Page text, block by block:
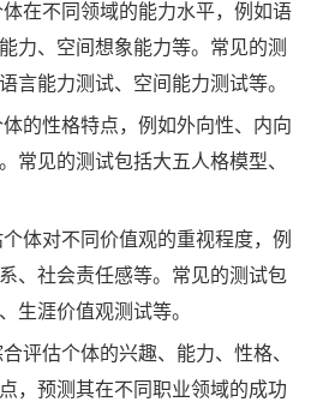
在不同领域的能力水平，例如语
力、空间想象能力等。常见的测
言能力测试、空间能力测试等。
的性格特点，例如外向性、内向
常见的测试包括大五人格模型、
体对不同价值观的重视程度，例
、社会责任感等。常见的测试包
生涯价值观测试等。
评估个体的兴趣、能力、性格、
，预测其在不同职业领域的成功